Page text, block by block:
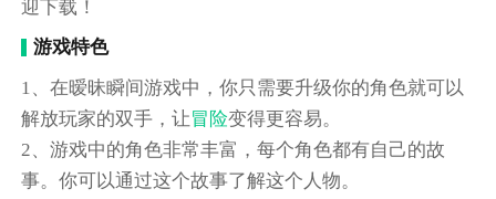
迎下载！
游戏特色
1、在暧昧瞬间游戏中，你只需要升级你的角色就可以
解放玩家的双手，让冒险变得更容易。
2、游戏中的角色非常丰富，每个角色都有自己的故
事。你可以通过这个故事了解这个人物。